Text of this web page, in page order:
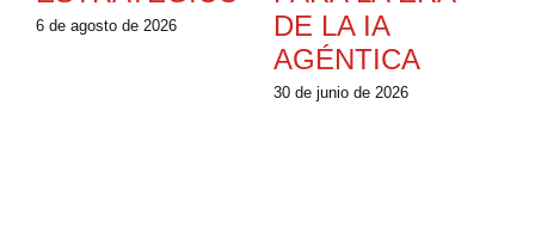
6 de agosto de 2026
DE LA IA
AGÉNTICA
30 de junio de 2026